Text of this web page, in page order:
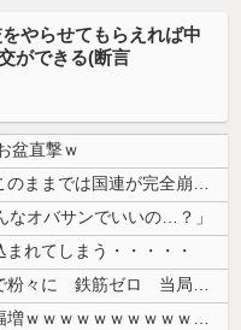
やらせてもらえれば中
ができる(断言
盆直撃ｗ
国連事務総長「お金がありません。このままでは国連が完全崩壊します。助け...
なオバサンでいいの…？」
まれてしまう・・・・・
【悲報】中国、橋の欄干が強風一発で粉々に 鉄筋ゼロ 当局「接着剤でくっ...
【悲報】「外国人受け入れ反対」大幅増ｗｗｗｗｗｗｗｗｗｗｗｗｗｗｗｗｗ...